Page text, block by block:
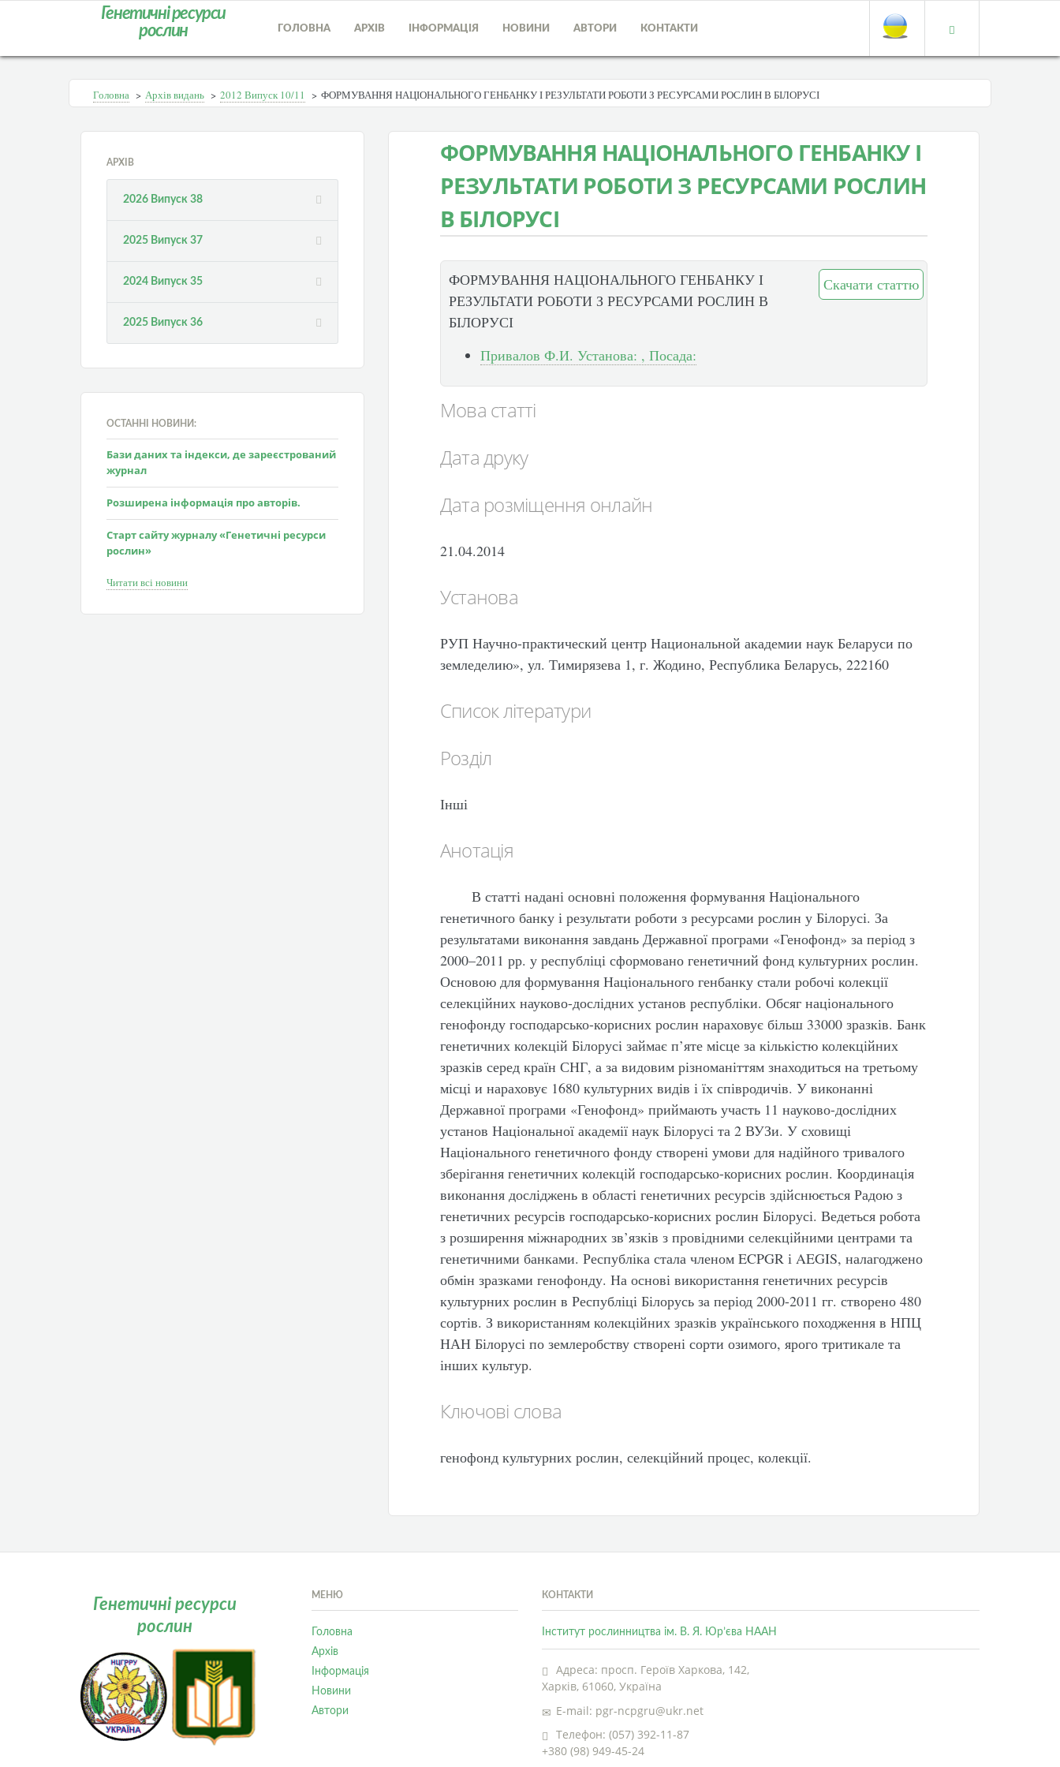
Генетичні ресурси
рослин
ГОЛОВНА АРХІВ ІНФОРМАЦІЯ НОВИНИ АВТОРИ КОНТАКТИ
Головна > Архів видань > 2012 Випуск 10/11 > ФОРМУВАННЯ НАЦІОНАЛЬНОГО ГЕНБАНКУ І РЕЗУЛЬТАТИ РОБОТИ З РЕСУРСАМИ РОСЛИН В БІЛОРУСІ
АРХІВ
2026 Випуск 38
2025 Випуск 37
2024 Випуск 35
2025 Випуск 36
ОСТАННІ НОВИНИ:
Бази даних та індекси, де зареєстрований
журнал
Розширена інформація про авторів.
Старт сайту журналу «Генетичні ресурси
рослин»
Читати всі новини
ФОРМУВАННЯ НАЦІОНАЛЬНОГО ГЕНБАНКУ І
РЕЗУЛЬТАТИ РОБОТИ З РЕСУРСАМИ РОСЛИН
В БІЛОРУСІ
Скачати статтю
ФОРМУВАННЯ НАЦІОНАЛЬНОГО ГЕНБАНКУ І
РЕЗУЛЬТАТИ РОБОТИ З РЕСУРСАМИ РОСЛИН В
БІЛОРУСІ
Привалов Ф.И. Установа: , Посада:
Мова статті
Дата друку
Дата розміщення онлайн
21.04.2014
Установа
РУП Научно-практический центр Национальной академии наук Беларуси по
земледелию», ул. Тимирязева 1, г. Жодино, Республика Беларусь, 222160
Список літератури
Розділ
Інші
Анотація
В статті надані основні положення формування Національного
генетичного банку і результати роботи з ресурсами рослин у Білорусі. За
результатами виконання завдань Державної програми «Генофонд» за період з
2000–2011 рр. у республіці сформовано генетичний фонд культурних рослин.
Основою для формування Національного генбанку стали робочі колекції
селекційних науково-дослідних установ республіки. Обсяг національного
генофонду господарсько-корисних рослин нараховує більш 33000 зразків. Банк
генетичних колекцій Білорусі займає п’яте місце за кількістю колекційних
зразків серед країн СНГ, а за видовим різноманіттям знаходиться на третьому
місці и нараховує 1680 культурних видів і їх співродичів. У виконанні
Державної програми «Генофонд» приймають участь 11 науково-дослідних
установ Національної академії наук Білорусі та 2 ВУЗи. У сховищі
Національного генетичного фонду створені умови для надійного тривалого
зберігання генетичних колекцій господарсько-корисних рослин. Координація
виконання досліджень в області генетичних ресурсів здійснюється Радою з
генетичних ресурсів господарсько-корисних рослин Білорусі. Ведеться робота
з розширення міжнародних зв’язків з провідними селекційними центрами та
генетичними банками. Республіка стала членом ECPGR і AEGIS, налагоджено
обмін зразками генофонду. На основі використання генетичних ресурсів
культурних рослин в Республіці Білорусь за період 2000-2011 гг. створено 480
сортів. З використанням колекційних зразків українського походження в НПЦ
НАН Білорусі по землеробству створені сорти озимого, ярого тритикале та
інших культур.
Ключові слова
генофонд культурних рослин, селекційний процес, колекції.
Генетичні ресурси
рослин
МЕНЮ
Головна
Архів
Інформація
Новини
Автори
КОНТАКТИ
Інститут рослинництва ім. В. Я. Юр’єва НААН
Адреса: просп. Героїв Харкова, 142,
Харків, 61060, Україна
E-mail: pgr-ncpgru@ukr.net
Телефон: (057) 392-11-87
+380 (98) 949-45-24